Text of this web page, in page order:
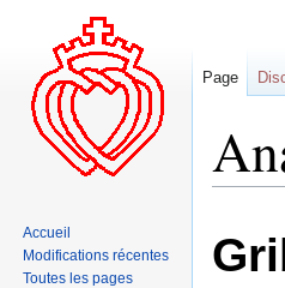
à
la
à
la
Page
Accueil
Modifications récentes
Toutes les pages